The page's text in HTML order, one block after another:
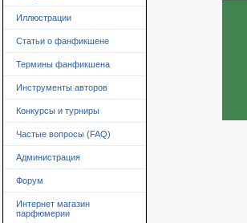
Иллюстрации
Статьи о фанфикшене
Термины фанфикшена
Инструменты авторов
Конкурсы и турниры
Частые вопросы (FAQ)
Администрация
Форум
Интернет магазин
парфюмерии